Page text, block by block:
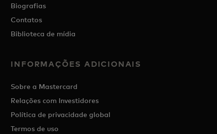
Biografias
Contatos
Biblioteca de mídia
INFORMAÇÕES ADICIONAIS
Sobre a Mastercard
Relações com Investidores
Política de privacidade global
Termos de uso